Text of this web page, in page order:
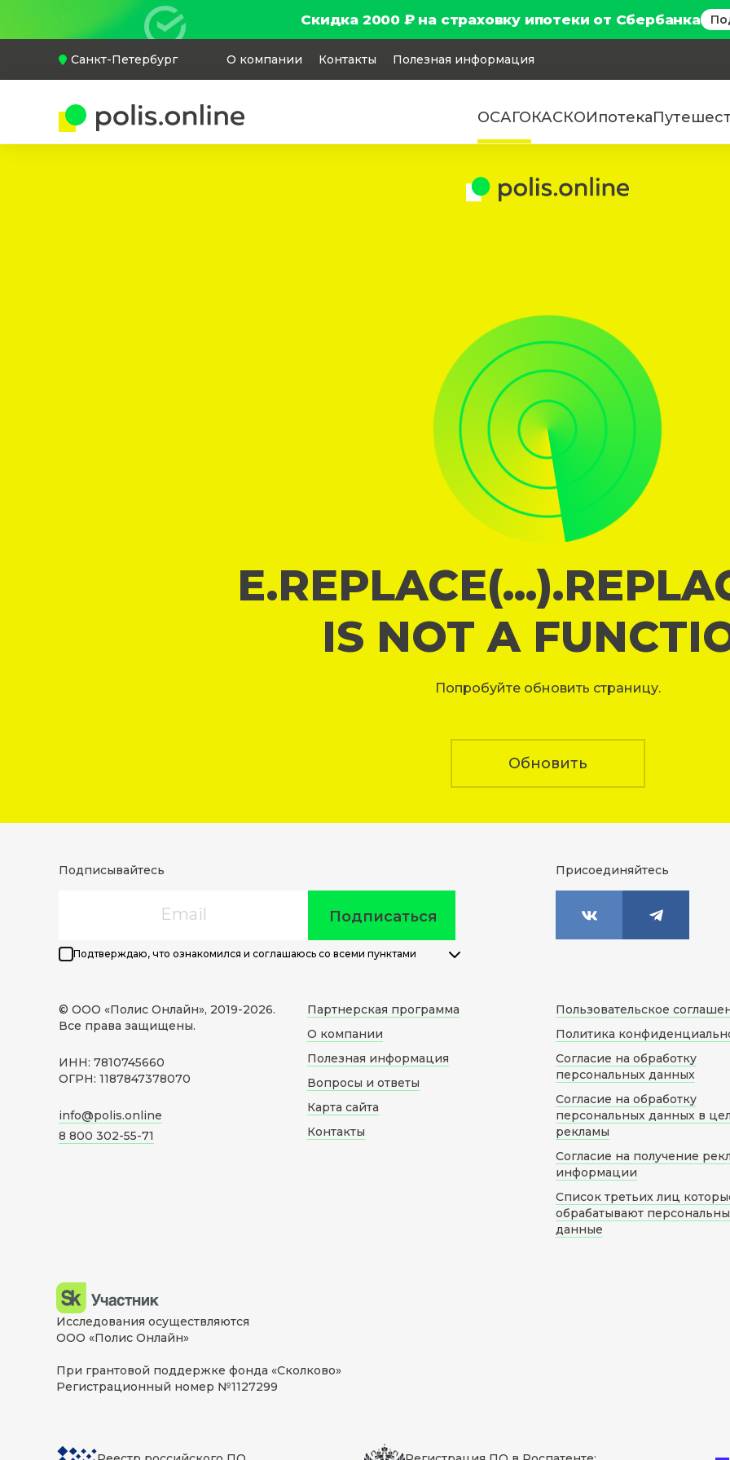
Скидка 2000 ₽ на страховку ипотеки от Сбербанка
Санкт-Петербург О компании Контакты Полезная информация
ОСАГОКАСКОИпотека
IS NOT A
Попробуйте обновить страницу.
Обновить
Подписывайтесь
Подписаться
Подтверждаю, что ознакомился и соглашаюсь со всеми пунктами
Присоединяйтесь
© ООО «Полис Онлайн», 2019-2026.
Все права защищены.
ИНН: 7810745660
ОГРН: 1187847378070
info@polis.online
8 800 302-55-71
Партнерская программа
О компании
Полезная информация
Вопросы и ответы
Карта сайта
Контакты
Пользовательское
Политика
Согласие на обработку
персональных данных
Согласие на обработку
персональных данных в
рекламы
Согласие на получение
информации
Список третьих лиц
обрабатывают
данные
Исследования осуществляются
ООО «Полис Онлайн»
При грантовой поддержке фонда «Сколково»
Регистрационный номер №1127299